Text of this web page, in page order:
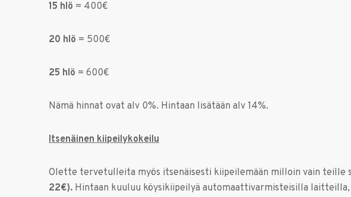
15 hlö = 400€
20 hlö = 500€
25 hlö = 600€
Nämä hinnat ovat alv 0%. Hintaan lisätään alv 14%.
Itsenäinen kiipeilykokeilu
Olette tervetulleita myös itsenäisesti kiipeilemään milloin vain teille
22€). Hintaan kuuluu köysikiipeilyä automaattivarmisteisilla